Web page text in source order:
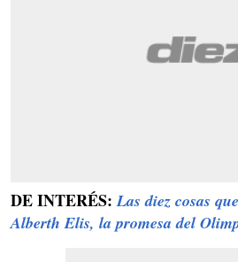
DE INTERÉS:Las diez cosas
Alberth Elis, la promesa del